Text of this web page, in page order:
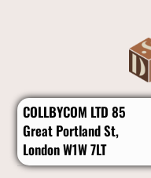
COLLBYCOM LTD 85
Great Portland St,
London W1W 7LT